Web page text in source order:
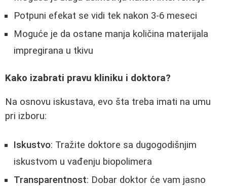
Potpuni efekat se vidi tek nakon 3-6 meseci
Moguće je da ostane manja količina materijala
impregirana u tkivu
Kako izabrati pravu kliniku i doktora?
Na osnovu iskustava, evo šta treba imati na umu
pri izboru:
Iskustvo: Tražite doktore sa dugogodišnjim
iskustvom u vađenju biopolimera
Transparentnost: Dobar doktor će vam jasno